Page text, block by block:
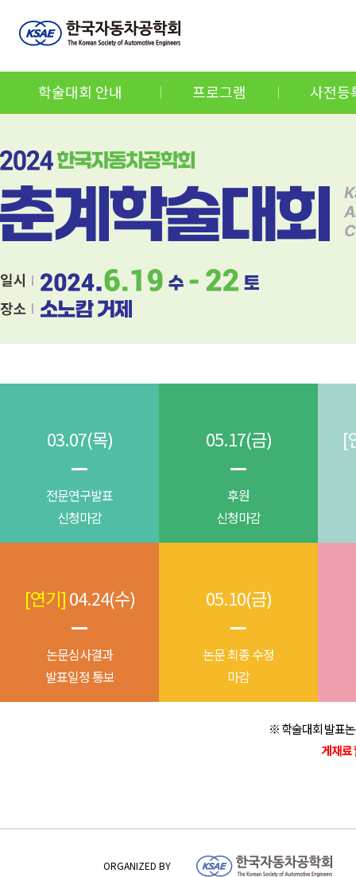
학술대회 안내 프로그램 사전등
전문연구발표
신청마감
03.07(목)
후원
신청마감
05.17(금) [
논문심사결과
발표일정 통보
[연기]04.24(수)
논문 최종 수정
마감
05.10(금)
※ 학술대회 발표
게재료
ORGANIZED BY